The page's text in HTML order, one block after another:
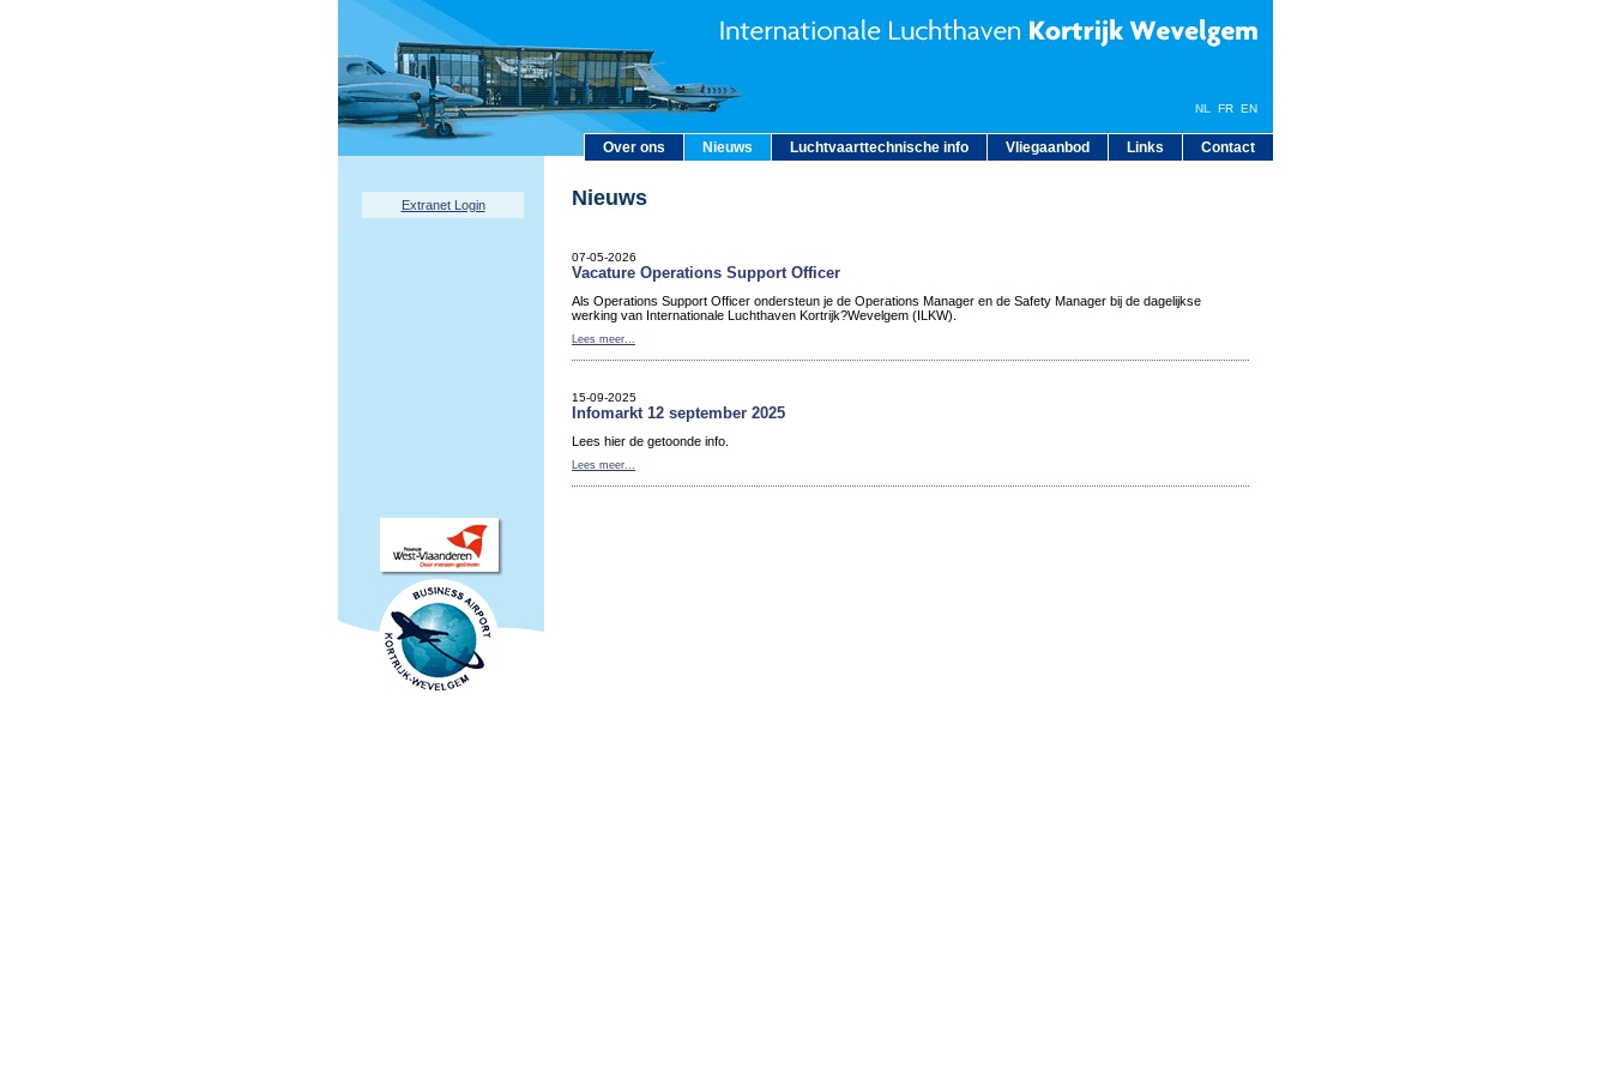
Over ons Nieuws Luchtvaarttechnische info Vliegaanbod Links Contact
NL FR EN
Extranet Login Nieuws
07-05-2026
Vacature Operations Support Officer
Als Operations Support Officer ondersteun je de Operations Manager en de Safety Manager bij de dagelijkse
werking van Internationale Luchthaven Kortrijk?Wevelgem (ILKW).
Lees meer...
15-09-2025
Infomarkt 12 september 2025
Lees hier de getoonde info.
Lees meer...